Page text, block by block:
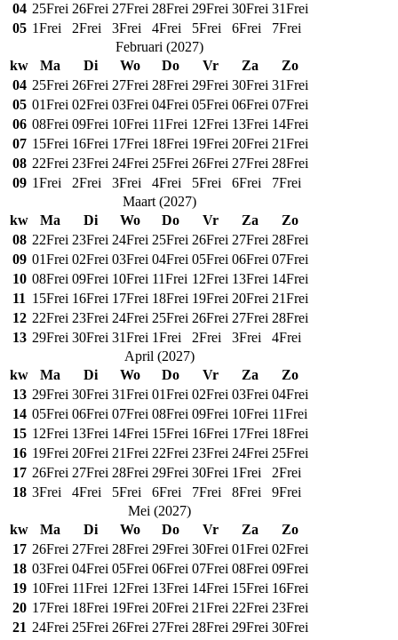
04 25Frei 26Frei 27Frei 28Frei 29Frei 30Frei 31Frei
05 1Frei 2Frei 3Frei 4Frei 5Frei 6Frei 7Frei
Februari (2027)
kw
Ma Di Wo Do Vr Za
Zo
04 25Frei 26Frei 27Frei 28Frei 29Frei 30Frei 31Frei
05 01Frei 02Frei 03Frei 04Frei 05Frei 06Frei 07Frei
06 08Frei 09Frei 10Frei 11Frei 12Frei 13Frei 14Frei
07 15Frei 16Frei 17Frei 18Frei 19Frei 20Frei 21Frei
08 22Frei 23Frei 24Frei 25Frei 26Frei 27Frei 28Frei
09 1Frei 2Frei 3Frei 4Frei 5Frei 6Frei 7Frei
Maart(2027)
kw
Ma Di Wo Do Vr Za
Zo
08 22Frei 23Frei 24Frei 25Frei 26Frei 27Frei 28Frei
09 01Frei 02Frei 03Frei 04Frei 05Frei 06Frei 07Frei
10 08Frei 09Frei 10Frei 11Frei 12Frei 13Frei 14Frei
11 15Frei 16Frei 17Frei 18Frei 19Frei 20Frei 21Frei
12 22Frei 23Frei 24Frei 25Frei 26Frei 27Frei 28Frei
13 29Frei 30Frei 31Frei 1Frei 2Frei 3Frei 4Frei
April (2027)
kw
Ma Di Wo Do Vr Za
Zo
13 29Frei 30Frei 31Frei 01Frei 02Frei 03Frei 04Frei
14 05Frei 06Frei 07Frei 08Frei 09Frei 10Frei 11Frei
15 12Frei 13Frei 14Frei 15Frei 16Frei 17Frei 18Frei
16 19Frei 20Frei 21Frei 22Frei 23Frei 24Frei 25Frei
17 26Frei 27Frei 28Frei 29Frei 30Frei 1Frei 2Frei
18 3Frei 4Frei 5Frei 6Frei 7Frei 8Frei 9Frei
Mei (2027)
kw
Ma Di Wo Do Vr Za
Zo
17 26Frei 27Frei 28Frei 29Frei 30Frei 01Frei 02Frei
18 03Frei 04Frei 05Frei 06Frei 07Frei 08Frei 09Frei
19 10Frei 11Frei 12Frei 13Frei 14Frei 15Frei 16Frei
20 17Frei 18Frei 19Frei 20Frei 21Frei 22Frei 23Frei
21 24Frei 25Frei 26Frei 27Frei 28Frei 29Frei 30Frei